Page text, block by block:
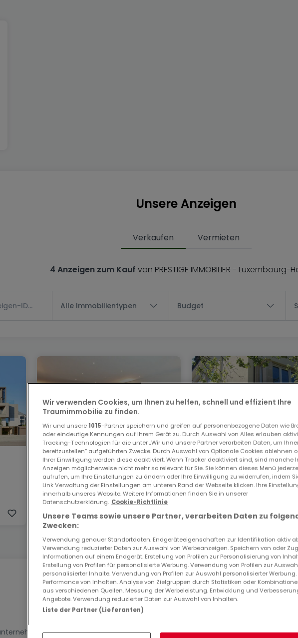
Unsere Anzeigen
Verkaufen Vermieten
4 Anzeigen zum Kauf von PRESTIGE IMMOBILIER - Luxembourg-
Alle Immobilientypen Budget
Gewerbe
Luxembourg
4.700.000 €
271 m²
Wohnung
Luxembourg
1.050.000 €
0 90 m²
Über PRESTIGE IMMOBILIER
Wir verwenden Cookies, um Ihnen zu helfen, schnell und effizient Ihre
Traumimmobilie zu finden.
Wir und unsere 1015-Partner speichern und greifen auf personenbezogene Daten wie
oder eindeutige Kennungen auf Ihrem Gerät zu. Durch Auswahl von Alles erlauben
Tracking-Technologien für die unter „Wir und unsere Partner verarbeiten Daten, um
bereitzustellen“ aufgeführten Zwecke. Durch Auswahl von Optionale Cookies ablehnen
Ihrer Einwilligung werden diese deaktiviert. Wenn Tracker deaktiviert sind, sind manche
Anzeigen möglicherweise nicht mehr so relevant für Sie. Sie können dieses Menü
aufrufen, um Ihre Einstellungen zu ändern oder Ihre Einwilligung zu widerrufen, indem
Link Verwaltung der Einstellungen am unteren Rand der Webseite klicken. Ihre
innerhalb unseres Website. Weitere Informationen finden Sie in unserer
Datenschutzerklärung. Cookie-Richtlinie
Unsere Teams sowie unsere Partner, verarbeiten Daten zu
Zwecken:
Verwendung genauer Standortdaten. Endgeräteeigenschaften zur Identifikation aktiv
Verwendung reduzierter Daten zur Auswahl von Werbeanzeigen. Speichern von oder
Informationen auf einem Endgerät. Erstellung von Profilen zur Personalisierung von
Erstellung von Profilen für personalisierte Werbung. Verwendung von Profilen zur
personalisierter Inhalte. Verwendung von Profilen zur Auswahl personalisierter
Performance von Inhalten. Analyse von Zielgruppen durch Statistiken oder
aus verschiedenen Quellen. Messung der Werbeleistung. Entwicklung und
Angebote. Verwendung reduzierter Daten zur Auswahl von Inhalten.
Liste der Partner (Lieferanten)